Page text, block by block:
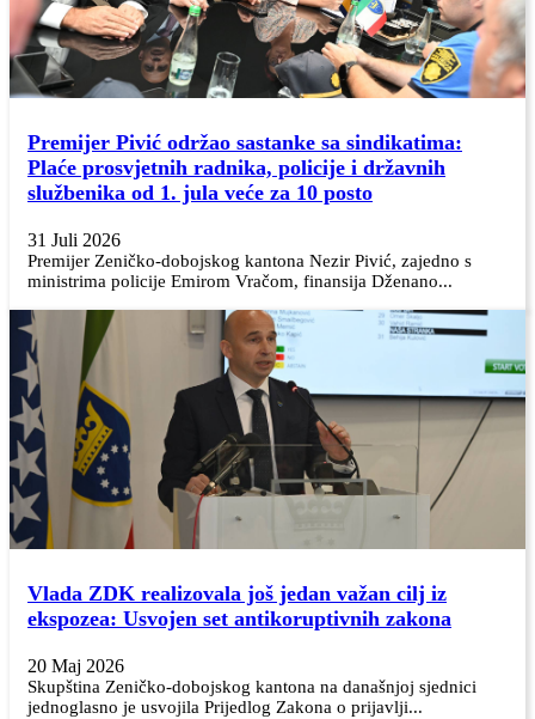
Premijer Pivić održao sastanke sa sindikatima:
Plaće prosvjetnih radnika, policije i državnih
službenika od 1. jula veće za 10 posto
31 Juli 2026
Premijer Zeničko-dobojskog kantona Nezir Pivić, zajedno s
ministrima policije Emirom Vračom, finansija Dženano...
Vlada ZDK realizovala još jedan važan cilj iz
ekspozea: Usvojen set antikoruptivnih zakona
20 Maj 2026
Skupština Zeničko-dobojskog kantona na današnjoj sjednici
jednoglasno je usvojila Prijedlog Zakona o prijavlji...